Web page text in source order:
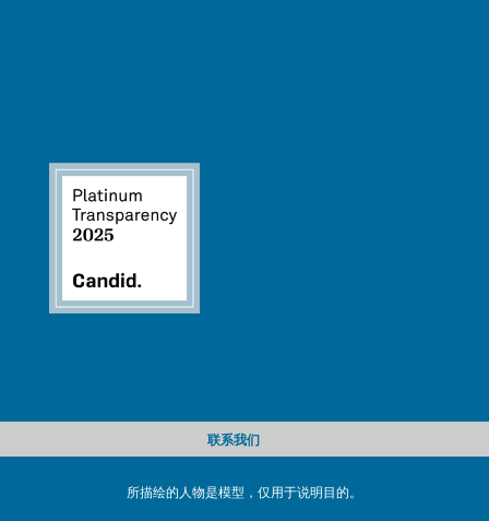
联系我们
所描绘的人物是模型，仅用于说明目的。